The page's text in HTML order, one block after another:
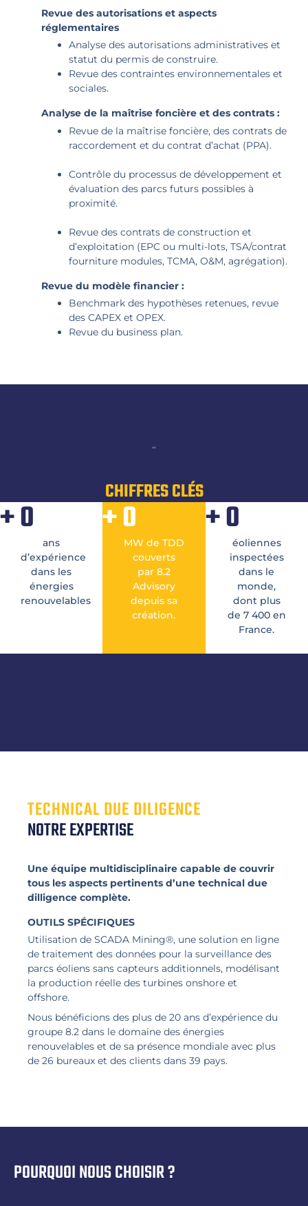
Revue des autorisations et aspects
réglementaires
Analyse des autorisations administratives et
statut du permis de construire.
Revue des contraintes environnementales et
sociales.
Analyse de la maîtrise foncière et des contrats :
Revue de la maîtrise foncière, des contrats de
raccordement et du contrat d’achat (PPA).
Contrôle du processus de développement et
évaluation des parcs futurs possibles à
proximité.
Revue des contrats de construction et
d’exploitation (EPC ou multi-lots, TSA/contrat
fourniture modules, TCMA, O&M, agrégation).
Revue du modèle financier :
Benchmark des hypothèses retenues, revue
des CAPEX et OPEX.
Revue du business plan.
“
CHIFFRES CLÉS
+0
ans
d’expérience
dans les
énergies
renouvelables
+0
MW de TDD
couverts
par 8.2
Advisory
depuis sa
création.
+0
éoliennes
inspectées
dans le
monde,
dont plus
de 7 400 en
France.
TECHNICAL DUE DILIGENCE
NOTRE EXPERTISE
Une équipe multidisciplinaire capable de couvrir
tous les aspects pertinents d’une technical due
dilligence complète.
OUTILS SPÉCIFIQUES
Utilisation de SCADA Mining®, une solution en ligne
de traitement des données pour la surveillance des
parcs éoliens sans capteurs additionnels, modélisant
la production réelle des turbines onshore et
offshore.
Nous bénéficions des plus de 20 ans d’expérience du
groupe 8.2 dans le domaine des énergies
renouvelables et de sa présence mondiale avec plus
de 26 bureaux et des clients dans 39 pays.
POURQUOI NOUS CHOISIR ?